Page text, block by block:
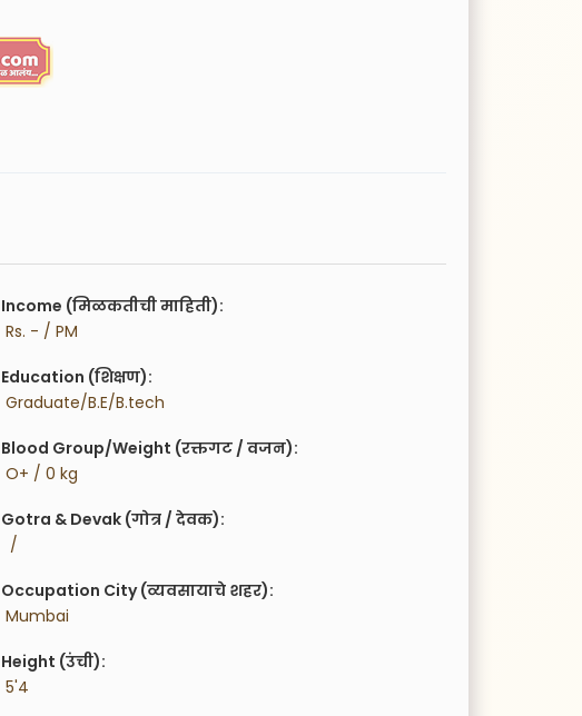
Income (मिळकतीची माहिती):
Rs. - / PM
Education (शिक्षण):
Graduate/B.E/B.tech
Blood Group/Weight (रक्तगट / वजन):
O+ / 0 kg
Gotra & Devak (गोत्र / देवक):
  /
Occupation City (व्यवसायाचे शहर):
Mumbai
Height (उंची):
5'4